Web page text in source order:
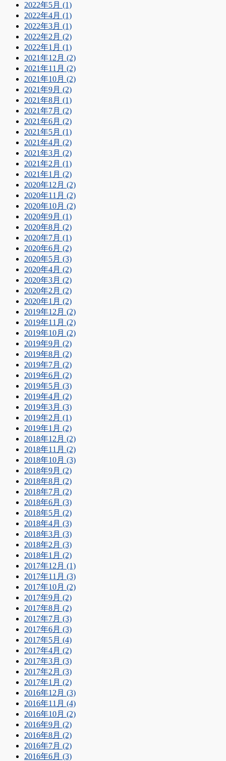
2022年5月 (1)
2022年4月 (1)
2022年3月 (1)
2022年2月 (2)
2022年1月 (1)
2021年12月 (2)
2021年11月 (2)
2021年10月 (2)
2021年9月 (2)
2021年8月 (1)
2021年7月 (2)
2021年6月 (2)
2021年5月 (1)
2021年4月 (2)
2021年3月 (2)
2021年2月 (1)
2021年1月 (2)
2020年12月 (2)
2020年11月 (2)
2020年10月 (2)
2020年9月 (1)
2020年8月 (2)
2020年7月 (1)
2020年6月 (2)
2020年5月 (3)
2020年4月 (2)
2020年3月 (2)
2020年2月 (2)
2020年1月 (2)
2019年12月 (2)
2019年11月 (2)
2019年10月 (2)
2019年9月 (2)
2019年8月 (2)
2019年7月 (2)
2019年6月 (2)
2019年5月 (3)
2019年4月 (2)
2019年3月 (3)
2019年2月 (1)
2019年1月 (2)
2018年12月 (2)
2018年11月 (2)
2018年10月 (3)
2018年9月 (2)
2018年8月 (2)
2018年7月 (2)
2018年6月 (3)
2018年5月 (2)
2018年4月 (3)
2018年3月 (3)
2018年2月 (3)
2018年1月 (2)
2017年12月 (1)
2017年11月 (3)
2017年10月 (2)
2017年9月 (2)
2017年8月 (2)
2017年7月 (3)
2017年6月 (3)
2017年5月 (4)
2017年4月 (2)
2017年3月 (3)
2017年2月 (3)
2017年1月 (2)
2016年12月 (3)
2016年11月 (4)
2016年10月 (2)
2016年9月 (2)
2016年8月 (2)
2016年7月 (2)
2016年6月 (3)